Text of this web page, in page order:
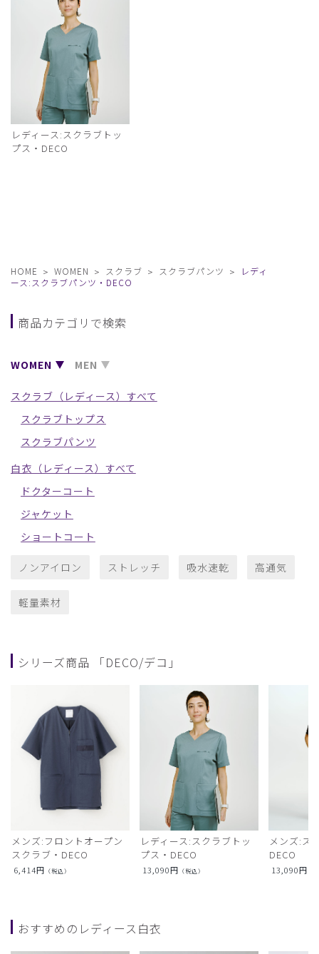
レディース:スクラブトッ
プス・DECO
HOME WOMEN スクラブ スクラブパンツ
レディ
ース:スクラブパンツ・DECO
商品カテゴリで検索
WOMEN MEN
スクラブ（レディース）すべて
スクラブトップス
スクラブパンツ
白衣（レディース）すべて
ドクターコート
ジャケット
ショートコート
ノンアイロン ストレッチ 吸水速乾 高通気
軽量素材
シリーズ商品 「DECO/デコ」
メンズ:フロントオープン
スクラブ・DECO
6,414円 （税込）
レディース:スクラブトッ
プス・DECO
13,090円 （税込）
メンズ:ス
DECO
13,090円
おすすめのレディース白衣